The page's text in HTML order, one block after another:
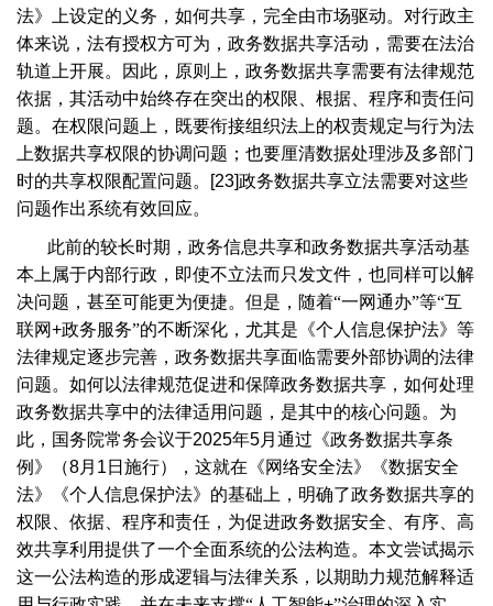
法》上设定的义务，如何共享，完全由市场驱动。对行政主
体来说，法有授权方可为，政务数据共享活动，需要在法治
轨道上开展。因此，原则上，政务数据共享需要有法律规范
依据，其活动中始终存在突出的权限、根据、程序和责任问
题。在权限问题上，既要衔接组织法上的权责规定与行为法
上数据共享权限的协调问题；也要厘清数据处理涉及多部门
时的共享权限配置问题。
[23]政务数据共享立法需要对这些
问题作出系统有效回应。
此前的较长时期，政务信息共享和政务数据共享活动基
本上属于内部行政，即使不立法而只发文件，也同样可以解
决问题，甚至可能更为便捷。但是，随着“一网通办”等“互
联网+政务服务”的不断深化，尤其是《个人信息保护法》等
法律规定逐步完善，政务数据共享面临需要外部协调的法律
问题。如何以法律规范促进和保障政务数据共享，如何处理
政务数据共享中的法律适用问题，是其中的核心问题。为
此，国务院常务会议于2025年5月通过《政务数据共享条
例》（8月 1日施行），这就在《网络安全法》《数据安全
法》《个人信息保护法》的基础上，明确了政务数据共享的
权限、依据、程序和责任，为促进政务数据安全、有序、高
效共享利用提供了一个全面系统的公法构造。本文尝试揭示
这一公法构造的形成逻辑与法律关系，以期助力规范解释适